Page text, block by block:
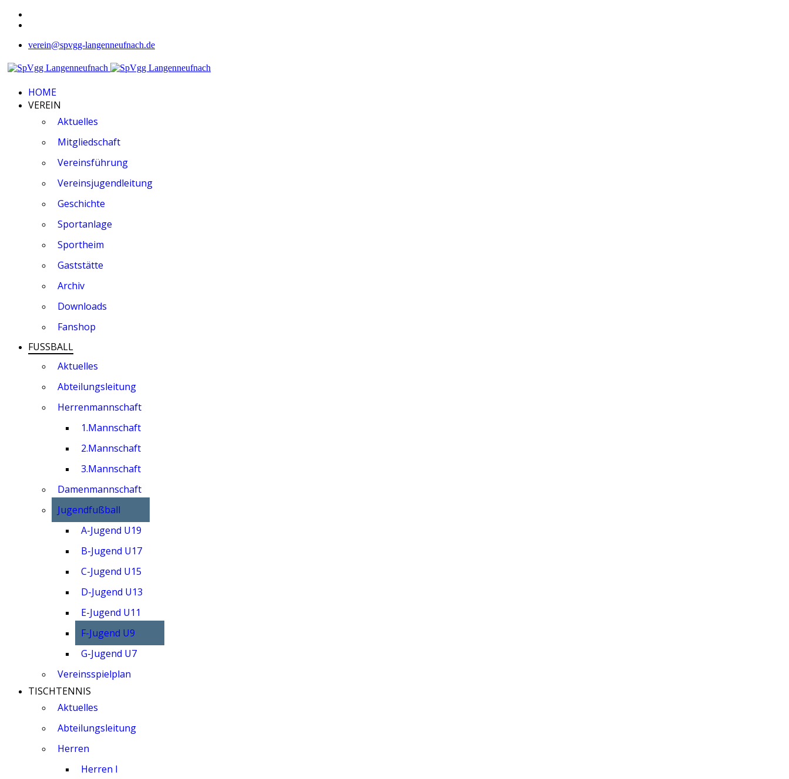
verein@spvgg-langenneufnach.de
HOME
VEREIN
Aktuelles
Mitgliedschaft
Vereinsführung
Vereinsjugendleitung
Geschichte
Sportanlage
Sportheim
Gaststätte
Archiv
Downloads
Fanshop
FUSSBALL
Aktuelles
Abteilungsleitung
Herrenmannschaft
1.Mannschaft
2.Mannschaft
3.Mannschaft
Damenmannschaft
Jugendfußball
A-Jugend U19
B-Jugend U17
C-Jugend U15
D-Jugend U13
E-Jugend U11
F-Jugend U9
G-Jugend U7
Vereinsspielplan
TISCHTENNIS
Aktuelles
Abteilungsleitung
Herren
Herren I